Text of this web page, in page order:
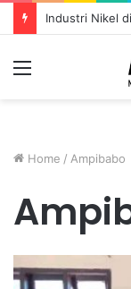
Home / Ampibabo